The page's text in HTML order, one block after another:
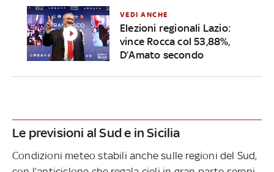
VEDI ANCHE
Elezioni regionali Lazio:
vince Rocca col 53,88%,
D’Amato secondo
Le previsioni al Sud e in Sicilia
Condizioni meteo stabili anche sulle regioni del Sud,